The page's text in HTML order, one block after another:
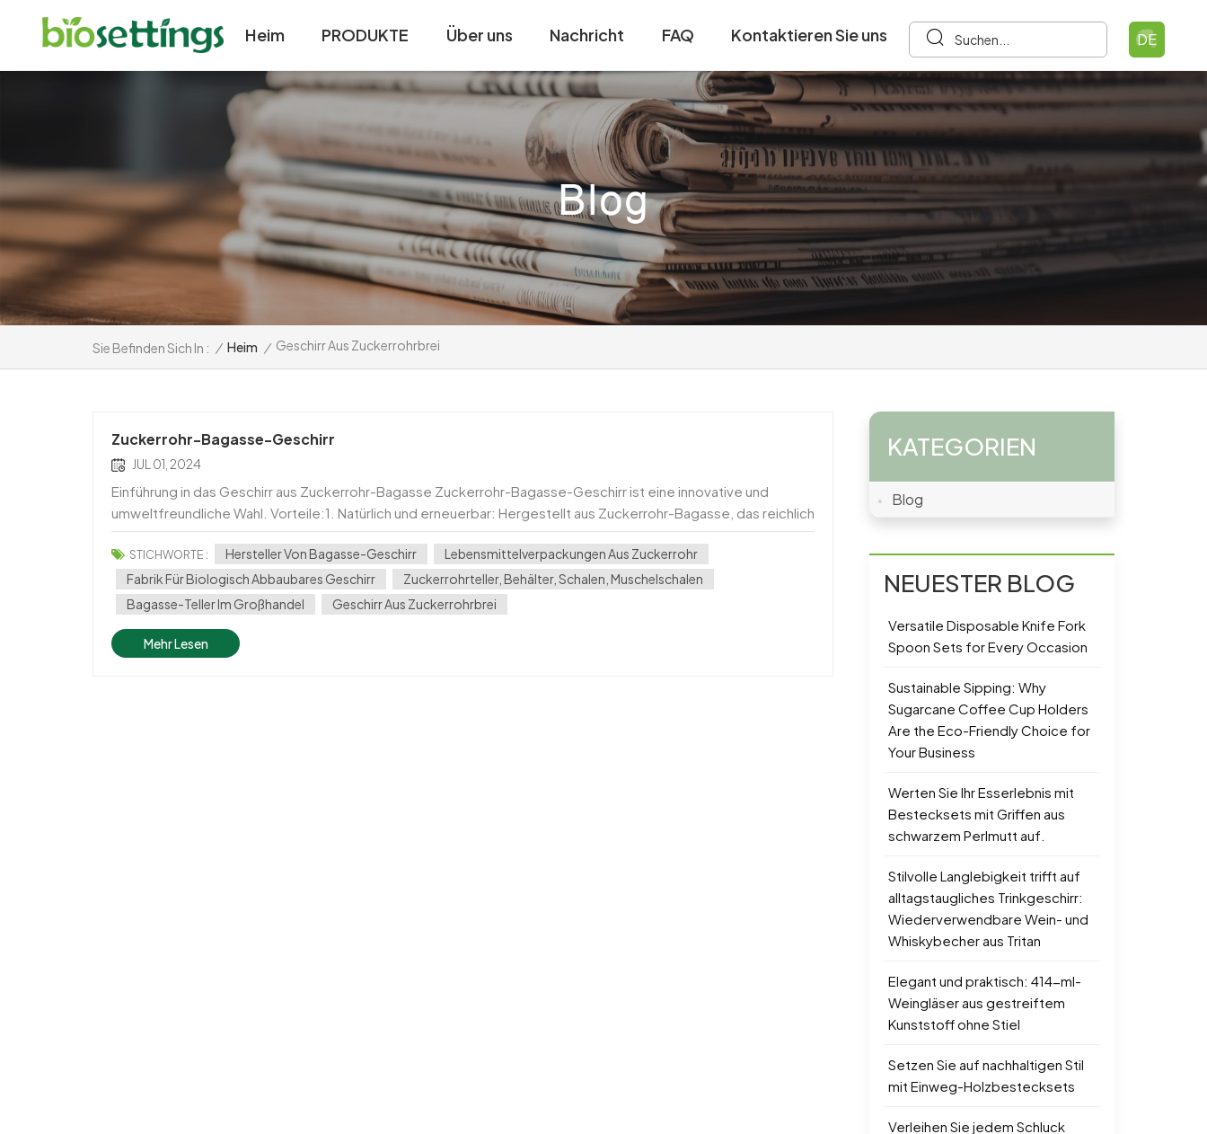
Heim PRODUKTE Über uns Nachricht FAQ Kontaktieren Sie uns DE
Sie Befinden Sich In : / Heim / Geschirr Aus Zuckerrohrbrei
Zuckerrohr-Bagasse-Geschirr
JUL 01, 2024
Einführung in das Geschirr aus Zuckerrohr-Bagasse Zuckerrohr-Bagasse-Geschirr ist eine innovative und
umweltfreundliche Wahl. Vorteile:1. Natürlich und erneuerbar: Hergestellt aus Zuckerrohr-Bagasse, das reichlich
vorhanden ist, da Zuckerrohr eine weit verbreitete Nutzpflanze ist. Das Mate...
STICHWORTE : Hersteller Von Bagasse-Geschirr
Lebensmittelverpackungen Aus Zuckerrohr
Fabrik Für Biologisch Abbaubares Geschirr
Zuckerrohrteller, Behälter, Schalen, Muschelschalen
Bagasse-Teller Im Großhandel
Geschirr Aus Zuckerrohrbrei
Mehr Lesen
KATEGORIEN
Blog
NEUESTER BLOG
Versatile Disposable Knife Fork
Spoon Sets for Every Occasion
Sustainable Sipping: Why
Sugarcane Coffee Cup Holders
Are the Eco-Friendly Choice for
Your Business
Werten Sie Ihr Esserlebnis mit
Bestecksets mit Griffen aus
schwarzem Perlmutt auf.
Stilvolle Langlebigkeit trifft auf
alltagstaugliches Trinkgeschirr:
Wiederverwendbare Wein- und
Whiskybecher aus Tritan
Elegant und praktisch: 414-ml-
Weingläser aus gestreiftem
Kunststoff ohne Stiel
Setzen Sie auf nachhaltigen Stil
mit Einweg-Holzbestecksets
Verleihen Sie jedem Schluck